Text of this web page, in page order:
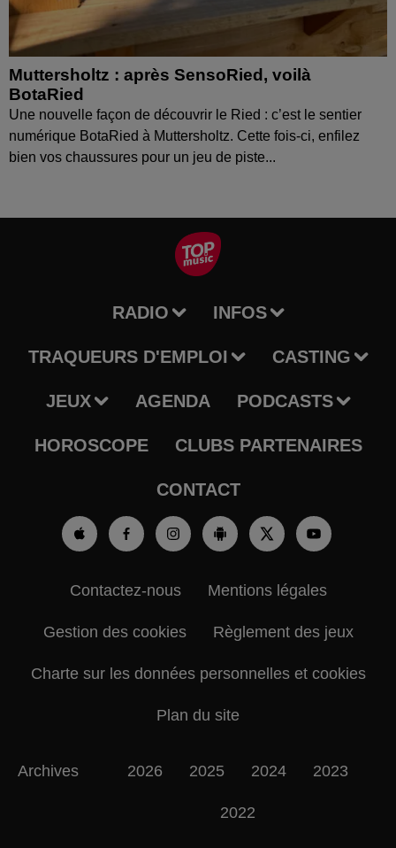
Muttersholtz : après SensoRied, voilà
BotaRied
Une nouvelle façon de découvrir le Ried : c’est le sentier
numérique BotaRied à Muttersholtz. Cette fois-ci, enfilez
bien vos chaussures pour un jeu de piste...
RADIO INFOS
TRAQUEURS D'EMPLOI CASTING
JEUX AGENDA PODCASTS
HOROSCOPE CLUBS PARTENAIRES
CONTACT
Contactez-nous Mentions légales
Gestion des cookies Règlement des jeux
Charte sur les données personnelles et cookies
Plan du site
Archives 2026 2025 2024 2023
2022